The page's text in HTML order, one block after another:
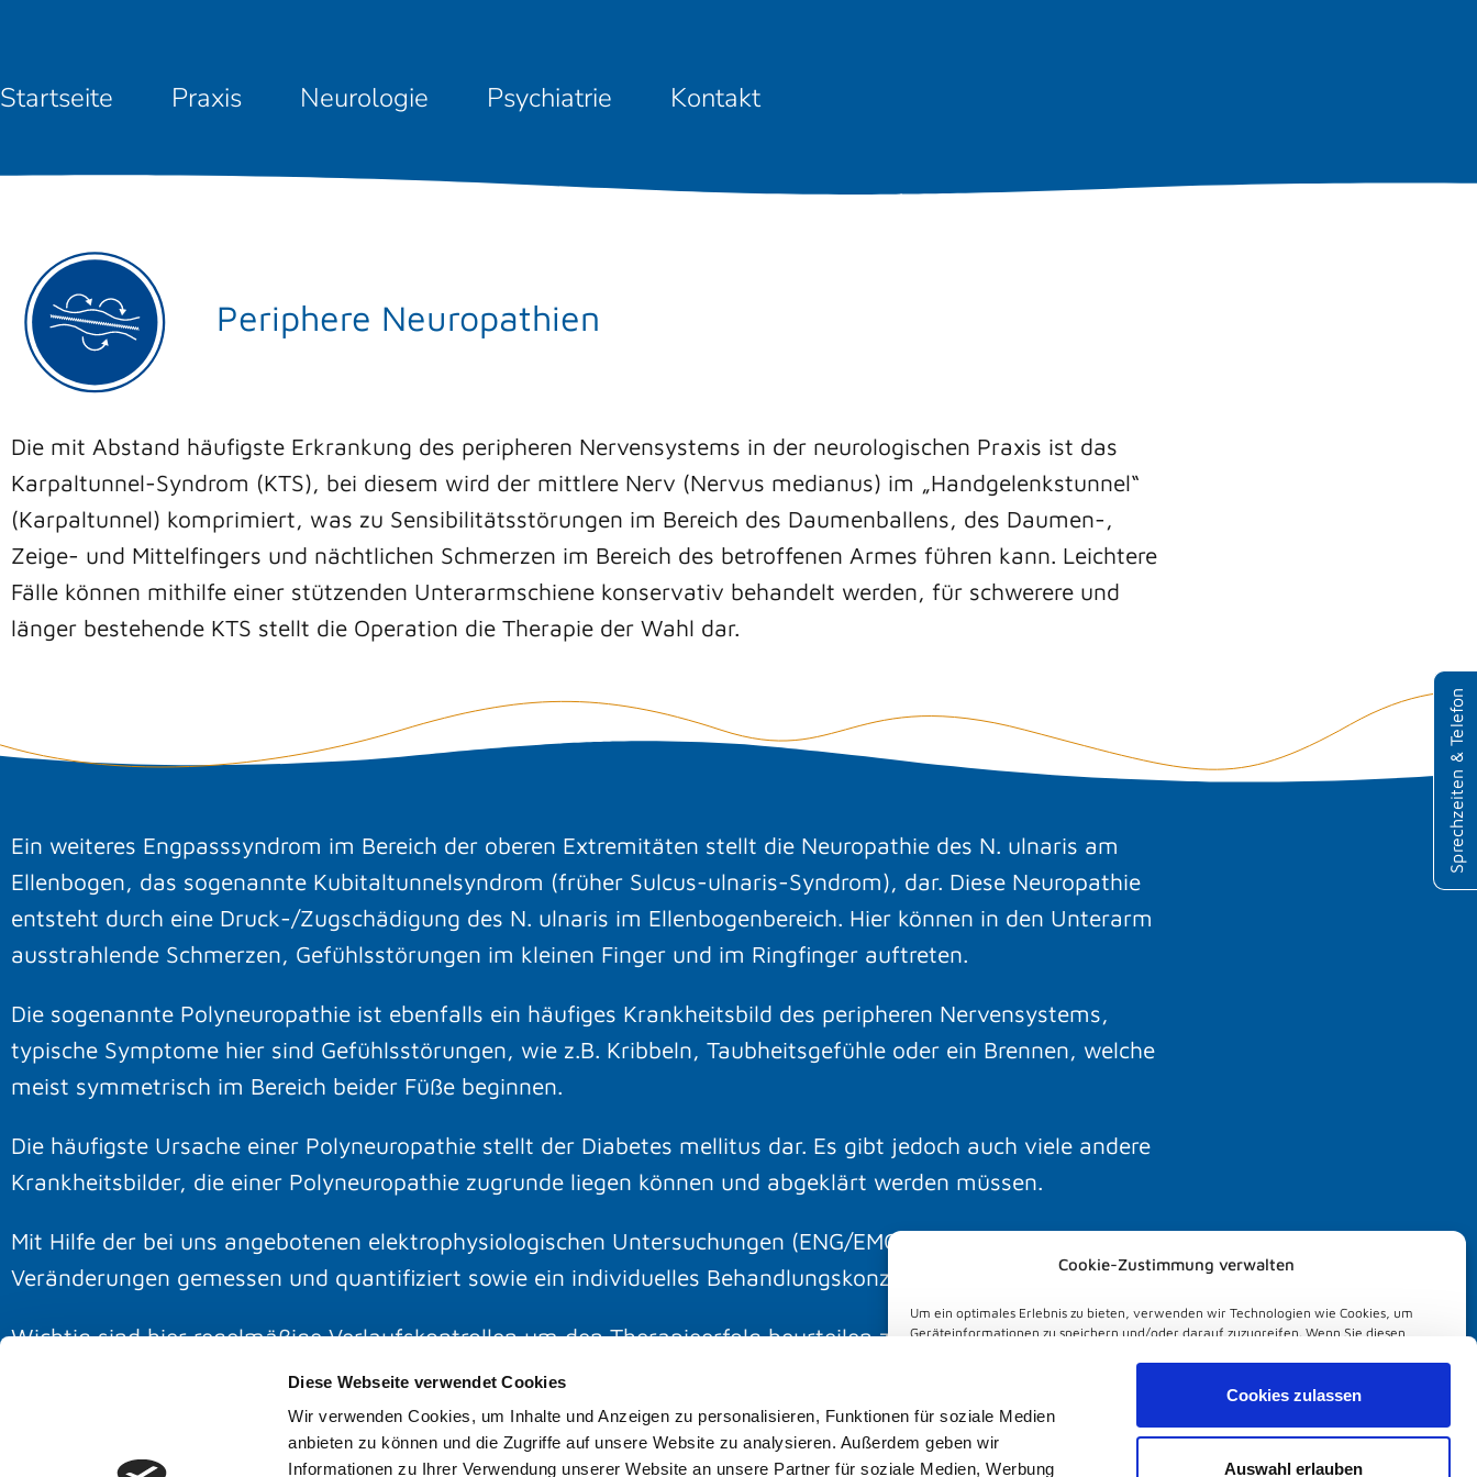
Diese Webseite verwendet Cookies
Wir verwenden Cookies, um Inhalte und Anzeigen zu personalisieren, Funktionen für soziale Medien
anbieten zu können und die Zugriffe auf unsere Website zu analysieren. Außerdem geben wir
Informationen zu Ihrer Verwendung unserer Website an unsere Partner für soziale Medien, Werbung
Cookies zulassen
Auswahl erlauben
Cookie-Zustimmung verwalten
Um ein optimales Erlebnis zu bieten, verwenden wir Technologien wie Cookies, um
Geräteinformationen zu speichern und/oder darauf zuzugreifen. Wenn Sie diesen
zurückziehen, können bestimmte Merkmale und Funktionen beeinträchtigt werden.
Funktional Immer aktiv
Startseite Praxis Neurologie Psychiatrie Kontakt
Periphere Neuropathien
Die mit Abstand häufigste Erkrankung des peripheren Nervensystems in der neurologischen Praxis ist das
Karpaltunnel-Syndrom (KTS), bei diesem wird der mittlere Nerv (Nervus medianus) im „Handgelenkstunnel“
(Karpaltunnel) komprimiert, was zu Sensibilitätsstörungen im Bereich des Daumenballens, des Daumen-,
Zeige- und Mittelfingers und nächtlichen Schmerzen im Bereich des betroffenen Armes führen kann. Leichtere
Fälle können mithilfe einer stützenden Unterarmschiene konservativ behandelt werden, für schwerere und
länger bestehende KTS stellt die Operation die Therapie der Wahl dar.
Ein weiteres Engpasssyndrom im Bereich der oberen Extremitäten stellt die Neuropathie des N. ulnaris am
Ellenbogen, das sogenannte Kubitaltunnelsyndrom (früher Sulcus-ulnaris-Syndrom), dar. Diese Neuropathie
entsteht durch eine Druck-/Zugschädigung des N. ulnaris im Ellenbogenbereich. Hier können in den Unterarm
ausstrahlende Schmerzen, Gefühlsstörungen im kleinen Finger und im Ringfinger auftreten.
Die sogenannte Polyneuropathie ist ebenfalls ein häufiges Krankheitsbild des peripheren Nervensystems,
typische Symptome hier sind Gefühlsstörungen, wie z.B. Kribbeln, Taubheitsgefühle oder ein Brennen, welche
meist symmetrisch im Bereich beider Füße beginnen.
Die häufigste Ursache einer Polyneuropathie stellt der Diabetes mellitus dar. Es gibt jedoch auch viele andere
Krankheitsbilder, die einer Polyneuropathie zugrunde liegen können und abgeklärt werden müssen.
Mit Hilfe der bei uns angebotenen elektrophysiologischen Untersuchungen (ENG/EMG) können diese
Veränderungen gemessen und quantifiziert sowie ein individuelles Behandlungskonzept erstellt werden.
Wichtig sind hier regelmäßige Verlaufskontrollen um den Therapieerfolg beurteilen zu können.
71638
Dienstag
Sprechzeiten & Telefon